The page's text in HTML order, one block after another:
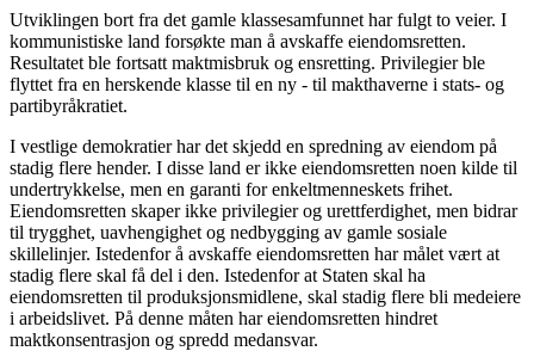
Utviklingen bort fra det gamle klassesamfunnet har fulgt to veier. I
kommunistiske land forsøkte man å avskaffe eiendomsretten.
Resultatet ble fortsatt maktmisbruk og ensretting. Privilegier ble
flyttet fra en herskende klasse til en ny - til makthaverne i stats- og
partibyråkratiet.
I vestlige demokratier har det skjedd en spredning av eiendom på
stadig flere hender. I disse land er ikke eiendomsretten noen kilde til
undertrykkelse, men en garanti for enkeltmenneskets frihet.
Eiendomsretten skaper ikke privilegier og urettferdighet, men bidrar
til trygghet, uavhengighet og nedbygging av gamle sosiale
skillelinjer. Istedenfor å avskaffe eiendomsretten har målet vært at
stadig flere skal få del i den. Istedenfor at Staten skal ha
eiendomsretten til produksjonsmidlene, skal stadig flere bli medeiere
i arbeidslivet. På denne måten har eiendomsretten hindret
maktkonsentrasjon og spredd medansvar.